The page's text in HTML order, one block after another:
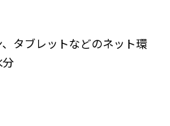
タブレットなどのネット環